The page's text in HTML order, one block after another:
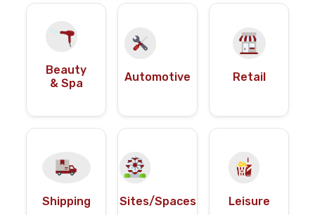
Beauty
& Spa
Automotive Retail
Shipping Sites/Spaces Leisure